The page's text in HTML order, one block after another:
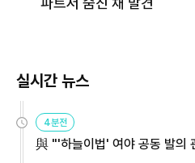
실시간 뉴스
4분전
與 "'하늘이법' 여야 공동 발의